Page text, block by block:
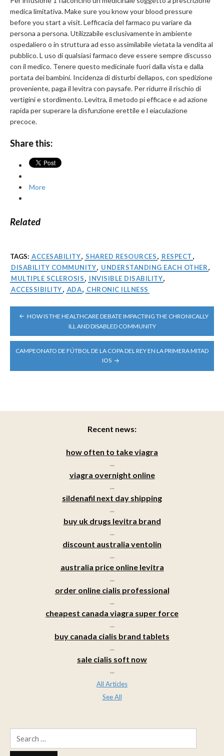
medica limitativa. Make sure you know your blood pressure
before you start a visit. Lefficacia del farmaco pu variare da
persona a persona. Utilizzabile esclusivamente in ambiente
ospedaliero o in struttura ad esso assimilabile vietata la vendita al
pubblico. L uso di qualsiasi farmaco deve essere sempre discusso
con il medico. Tenere questo medicinale fuori dalla vista e dalla
portata dei bambini. Incidenza di disturbi dellapos, con spedizione
proveniente, paga il levitra con paysafe. Per ridurre il rischio di
vertigini e stordimento. Levitra, il metodo pi efficace e ad azione
rapida per superare la disfunzione erettile e l eiaculazione
precoce.
Share this:
More
Related
TAGS: ACCESABILITY, SHARED RESOURCES, RESPECT ,
DISABILITY COMMUNITY, UNDERSTANDING EACH OTHER,
MULTIPLE SCLEROSIS, INVISIBLE DISABILITY,
ACCESSIBILITY, ADA, CHRONIC ILLNESS
POST
NAVIGATION
HOW IS THE HEALTHCARE DEBATE IMPACTING THE CHRONICALLY
ILL AND DISABLED COMMUNITY
CAMPEONATO DE FÚTBOL DE LA COPA DEL REY EN LA PRIMERA MITAD
IOS
Recent news:
how often to take viagra
...
viagra overnight online
...
sildenafil next day shipping
...
buy uk drugs levitra brand
...
discount australia ventolin
...
australia price online levitra
...
order online cialis professional
...
cheapest canada viagra super force
...
buy canada cialis brand tablets
...
sale cialis soft now
...
All Articles
See All